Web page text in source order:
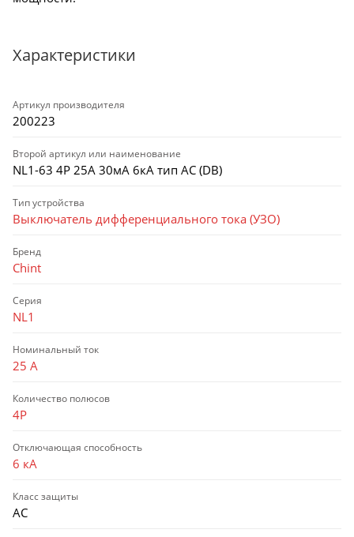
Характеристики
Артикул производителя
200223
Второй артикул или наименование
NL1-63 4P 25А 30мА 6кА тип AC (DB)
Тип устройства
Выключатель дифференциального тока (УЗО)
Бренд
Chint
Серия
NL1
Номинальный ток
25 А
Количество полюсов
4P
Отключающая способность
6 кА
Класс защиты
AC